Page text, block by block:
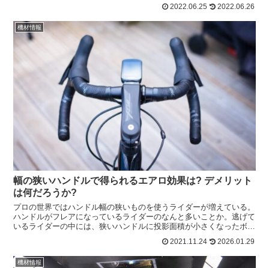
2022.06.25 2022.06.26
機材情報
幅の狭いハンドルで得られるエアロ効果は? デメリット
は何だろうか?
プロの世界ではハンドル幅の狭いものを使うライダーが増えている。
ハンドルがフレアになっているライダーのなんと多いことか。逃げて
いるライダーの中には、狭いハンドルに投影面積が小さくなったボジ
ションで乗っていることが多い。多くのプロとアマチュアの...
2021.11.24 2026.01.29
機材情報